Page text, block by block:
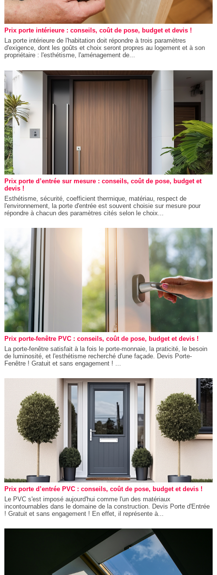
Prix porte intérieure : conseils, coût de pose, budget et devis !
La porte intérieure de l'habitation doit répondre à trois paramètres
d'exigence, dont les goûts et choix seront propres au logement et à son
propriétaire : l'esthétisme, l'aménagement de...
Prix porte d’entrée sur mesure : conseils, coût de pose, budget et
devis !
Esthétisme, sécurité, coefficient thermique, matériau, respect de
l'environnement, la porte d'entrée est souvent choisie sur mesure pour
répondre à chacun des paramètres cités selon le choix...
Prix porte-fenêtre PVC : conseils, coût de pose, budget et devis !
La porte-fenêtre satisfait à la fois le porte-monnaie, la praticité, le besoin
de luminosité, et l'esthétisme recherché d'une façade. Devis Porte-
Fenêtre ! Gratuit et sans engagement ! ...
Prix porte d’entrée PVC : conseils, coût de pose, budget et devis !
Le PVC s'est imposé aujourd'hui comme l'un des matériaux
incontournables dans le domaine de la construction. Devis Porte d'Entrée
! Gratuit et sans engagement ! En effet, il représente à...